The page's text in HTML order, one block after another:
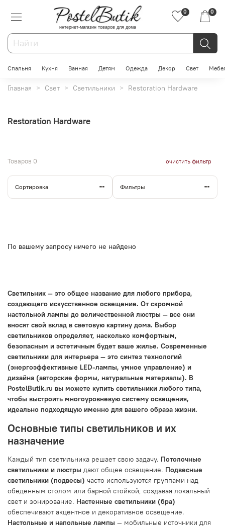
интернет-магазин товаров для дома
0 0
Спальня Кухня Ванная Детям Одежда Декор Свет
Главная Свет Светильники Restoration Hardware
Restoration Hardware
Товаров 0 очистить фильтр
Сортировка Фильтры
По вашему запросу ничего не найдено
Светильник — это общее название для любого прибора,
создающего искусственное освещение. От скромной
настольной лампы до величественной люстры — все они
вносят свой вклад в световую картину дома. Выбор
светильников определяет, насколько комфортным,
безопасным и эстетичным будет ваше жилье. Современные
светильники для интерьера — это синтез технологий
(энергоэффективные LED-лампы, умное управление) и
дизайна (авторские формы, натуральные материалы). В
PostelButik.ru вы можете купить светильники любого типа,
чтобы выстроить многоуровневую систему освещения,
идеально подходящую именно для вашего образа жизни.
Основные типы светильников и их
назначение
Каждый тип светильника решает свою задачу. Потолочные
светильники и люстры дают общее освещение. Подвесные
светильники (подвесы) часто используются группами над
обеденным столом или барной стойкой, создавая локальный
свет и зонирование. Настенные светильники (бра)
обеспечивают акцентное и декоративное освещение.
Настольные и напольные лампы — мобильные источники для